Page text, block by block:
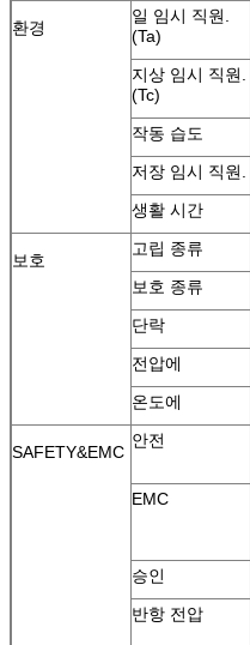
환경
일 임시 직원.
(Ta)
지상 임시 직원.
(Tc)
작동 습도
저장 임시 직원.
생활 시간
보호
고립 종류
보호 종류
단락
전압에
온도에
SAFETY&EMC
안전
EMC
승인
반항 전압